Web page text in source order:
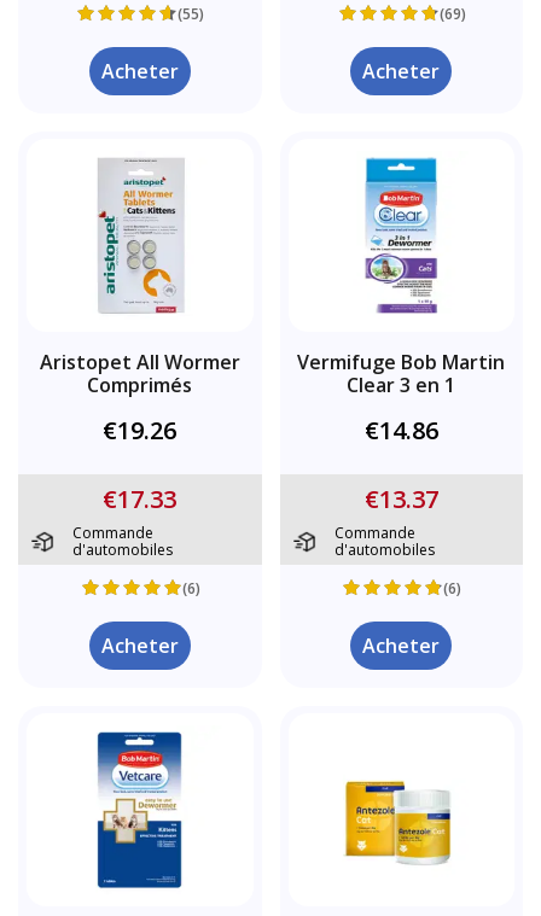
(55)
Acheter
(69)
Acheter
Aristopet All Wormer
Comprimés
€19.26
€17.33
Commande
d'automobiles
(6)
Acheter
Vermifuge Bob Martin
Clear 3 en 1
€14.86
€13.37
Commande
d'automobiles
(6)
Acheter